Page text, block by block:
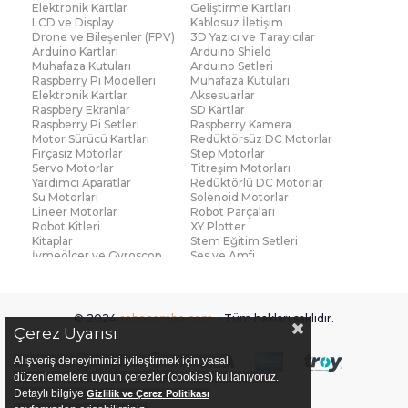
Elektronik Kartlar
Geliştirme Kartları
LCD ve Display
Kablosuz İletişim
Drone ve Bileşenler (FPV)
3D Yazıcı ve Tarayıcılar
Arduino Kartları
Arduino Shield
Muhafaza Kutuları
Arduino Setleri
Raspberry Pi Modelleri
Muhafaza Kutuları
Elektronik Kartlar
Aksesuarlar
Raspbery Ekranlar
SD Kartlar
Raspberry Pi Setleri
Raspberry Kamera
Motor Sürücü Kartları
Redüktörsüz DC Motorlar
Fırçasız Motorlar
Step Motorlar
Servo Motorlar
Titreşim Motorları
Yardımcı Aparatlar
Redüktörlü DC Motorlar
Su Motorları
Solenoid Motorlar
Lineer Motorlar
Robot Parçaları
Robot Kitleri
XY Plotter
Kitaplar
Stem Eğitim Setleri
İvmeölçer ve Gyroscop
Ses ve Amfi
Voltaj ve Akım
Titreşim
Basınç ve Kuvvet
Manyetik ve Hall Effect
Mesafe, Çizgi ve Hareket
Sıcaklık ve Nem
Ateş Algılayıcı
Ağırlık
Diğer Sensörler
Sigortalar
PCB Levha ve Bakır
Fan ve Soğutucular
© 2024 robocombo.com - Tüm hakları saklıdır.
Çerez Uyarısı
Alışveriş deneyiminizi iyileştirmek için yasal
düzenlemelere uygun çerezler (cookies) kullanıyoruz.
Detaylı bilgiye Gizlilik ve Çerez Politikası